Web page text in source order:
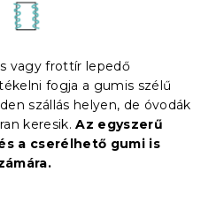
vagy frottír lepedő
fogja a gumis szélű
szállás helyen, de óvodák
keresik. Az egyszerű
a cserélhető gumi is
.